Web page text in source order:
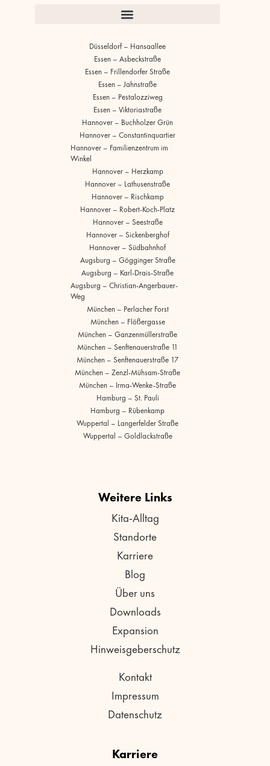
Düsseldorf – Hansaallee
Essen – Asbeckstraße
Essen – Frillendorfer Straße
Essen – Jahnstraße
Essen – Pestalozziweg
Essen – Viktoriastraße
Hannover – Buchholzer Grün
Hannover – Constantinquartier
Hannover – Familienzentrum im
Winkel
Hannover – Herzkamp
Hannover – Lathusenstraße
Hannover – Rischkamp
Hannover – Robert-Koch-Platz
Hannover – Seestraße
Hannover – Sickenberghof
Hannover – Südbahnhof
Augsburg – Gögginger Straße
Augsburg – Karl-Drais-Straße
Augsburg – Christian-Angerbauer-
Weg
München – Perlacher Forst
München – Flößergasse
München – Ganzenmüllerstraße
München – Senftenauerstraße 11
München – Senftenauerstraße 17
München – Zenzl-Mühsam-Straße
München – Irma-Wenke-Straße
Hamburg – St. Pauli
Hamburg – Rübenkamp
Wuppertal – Langerfelder Straße
Wuppertal – Goldlackstraße
Weitere Links
Kita-Alltag
Standorte
Karriere
Blog
Über uns
Downloads
Expansion
Hinweisgeberschutz
Kontakt
Impressum
Datenschutz
Karriere